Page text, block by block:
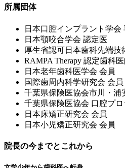
所属団体
⽇本⼝腔インプラント学会
⽇本顎咬合学会 認定医
厚⽣省認可⽇本⻭科先端技
RAMPA Therapy 認定⻭科
⽇本⽼年⻭科医学会 会員
国際⻭周内科学研究会 会員
千葉県保険医協会市川・浦
千葉県保険医協会 ⼝腔プ
⽇本床矯正研究会 会員
⽇本⼩児矯正研究会 会員
院長の今までとこれから